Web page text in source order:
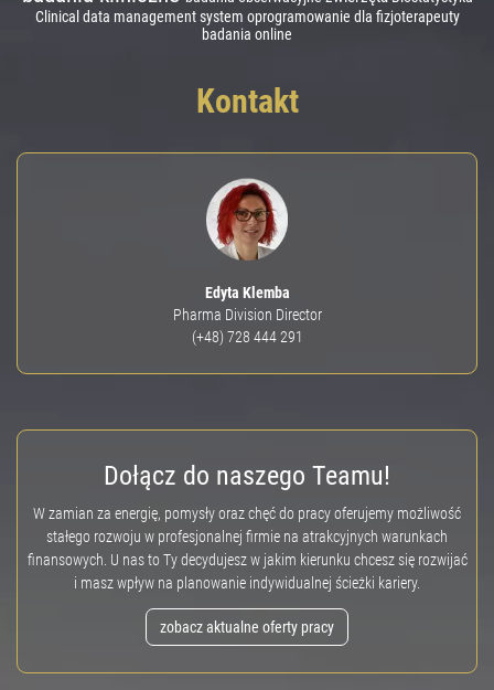
Clinical data management system oprogramowanie dla fizjoterapeuty
badania online
Kontakt
Edyta Klemba
Pharma Division Director
(+48) 728 444 291
Dołącz do naszego Teamu!
W zamian za energię, pomysły oraz chęć do pracy oferujemy możliwość
stałego rozwoju w profesjonalnej firmie na atrakcyjnych warunkach
finansowych. U nas to Ty decydujesz w jakim kierunku chcesz się rozwijać
i masz wpływ na planowanie indywidualnej ścieżki kariery.
zobacz aktualne oferty pracy